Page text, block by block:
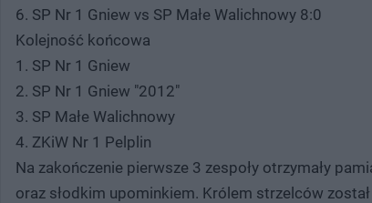
6. SP Nr 1 Gniew vs SP Małe Walichnowy 8:0
Kolejność końcowa
1. SP Nr 1 Gniew
2. SP Nr 1 Gniew "2012"
3. SP Małe Walichnowy
4. ZKiW Nr 1 Pelplin
Na zakończenie pierwsze 3 zespoły otrzymały
oraz słodkim upominkiem. Królem strzelców